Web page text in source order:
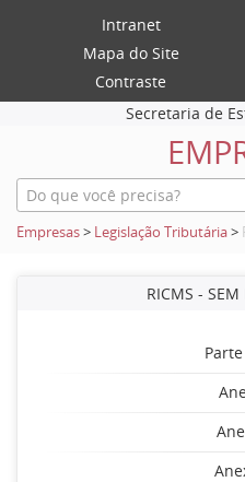
Intranet
Mapa do Site
Contraste
Secretaria de
Empresas> Legislação Tributária>
RICMS - SEM